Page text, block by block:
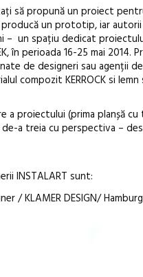
să propună un proiect
un prototip, iar
– un spațiu dedicat
în perioada 16-25 mai
de designeri sau agenții
compozit KERROCK si
a proiectului (prima planșă
a treia cu perspectiva –
INSTALART sunt:
/ KLAMER DESIGN/ Hamburg